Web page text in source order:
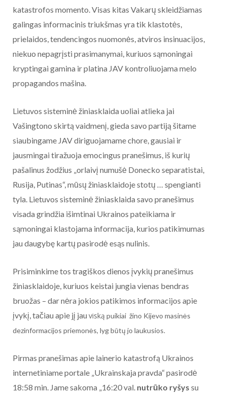
katastrofos momento. Visas kitas Vakarų skleidžiamas
galingas informacinis triukšmas yra tik klastotės,
prielaidos, tendencingos nuomonės, atviros insinuacijos,
niekuo nepagrįsti prasimanymai, kuriuos sąmoningai
kryptingai gamina ir platina JAV kontroliuojama melo
propagandos mašina.
Lietuvos sisteminė žiniasklaida uoliai atlieka jai
Vašingtono skirtą vaidmenį, gieda savo partiją šitame
siaubingame JAV diriguojamame chore, gausiai ir
jausmingai tiražuoja emocingus pranešimus, iš kurių
pašalinus žodžius „orlaivį numušė Donecko separatistai,
Rusija, Putinas“, mūsų žiniasklaidoje stotų … spengianti
tyla. Lietuvos sisteminė žiniasklaida savo pranešimus
visada grindžia išimtinai Ukrainos pateikiama ir
sąmoningai klastojama informacija, kurios patikimumas
jau daugybę kartų pasirodė esąs nulinis.
Prisiminkime tos tragiškos dienos įvykių pranešimus
žiniasklaidoje, kuriuos keistai jungia vienas bendras
bruožas – dar nėra jokios patikimos informacijos apie
įvykį, tačiau apie jį jau viską puikiai žino Kijevo masinės
dezinformacijos priemonės, lyg būtų jo laukusios.
Pirmas pranešimas apie lainerio katastrofą Ukrainos
internetiniame portale „Ukrainskaja pravda“ pasirodė
18:58 min. Jame sakoma „16:20 val. nutrūko ryšys su